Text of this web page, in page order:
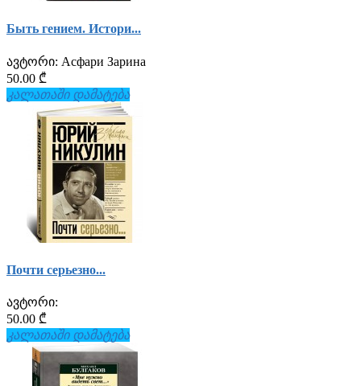
Быть гением. Истори...
ავტორი: Асфари Зарина
50.00 ₾
კალათაში დამატება
Почти серьезно...
ავტორი:
50.00 ₾
კალათაში დამატება